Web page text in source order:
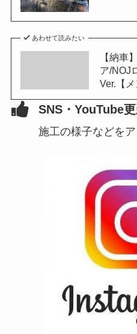
あわせて読みたい
【納車
ア/NOJ
Ver.【メ
SNS・YouTube更
施工の様子などを